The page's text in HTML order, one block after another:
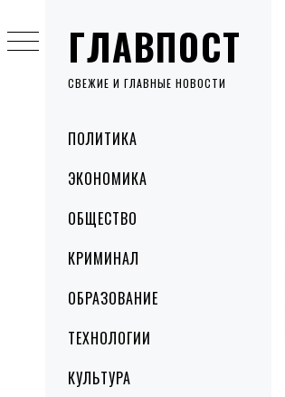
ГЛАВПОСТ
СВЕЖИЕ И ГЛАВНЫЕ НОВОСТИ
MenuПОЛИТИКА
ЭКОНОМИКА
ОБЩЕСТВО
КРИМИНАЛ
ОБРАЗОВАНИЕ
ТЕХНОЛОГИИ
КУЛЬТУРА
to
content